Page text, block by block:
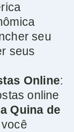
seu
seus
Online:
online
Quina de